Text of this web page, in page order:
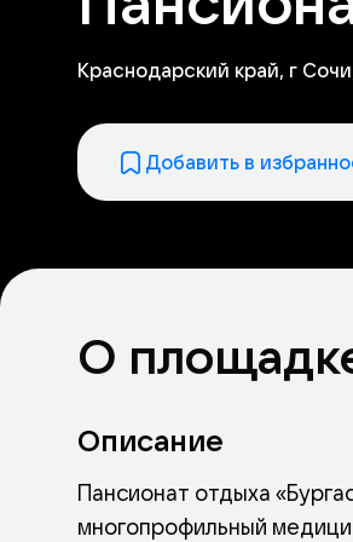
Краснодарский край, г
Добавить в
О
Описание
Пансионат отдыха
многопрофильный